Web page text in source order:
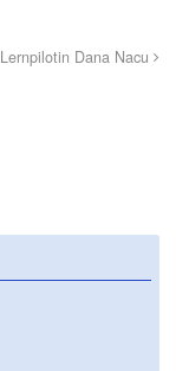
Lernpilotin Dana Nacu